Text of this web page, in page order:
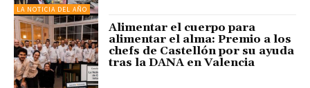
LA NOTICIA DEL AÑO
Alimentar el cuerpo para
alimentar el alma: Premio a los
chefs de Castellón por su ayuda
tras la DANA en Valencia